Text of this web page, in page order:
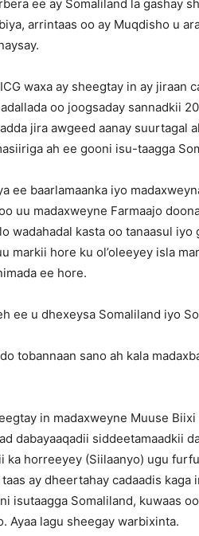
ee ay Somaliland la gashay
arrintaas oo ay Muqdisho u
waxa ay sheegtay in ay jiraan
oo joogsaday sannadkii
jira awgeed aanay suurtagal
ah ee gooni isu-taagga
ee baarlamaanka iyo
uu madaxweyne Farmaajo
wadahadal kasta oo tanaasul
markii hore ku ol’oleeyey isla
ee hore.
ee u dhexeysa Somaliland iyo
tobannaan sano ah kala
in madaxweyne Muuse
dabayaaqadii siddeetamaadkii
ka horreeyey (Siilaanyo) ugu
ay dheertahay cadaadis
isutaagga Somaliland, kuwaas
Ayaa lagu sheegay warbixinta.